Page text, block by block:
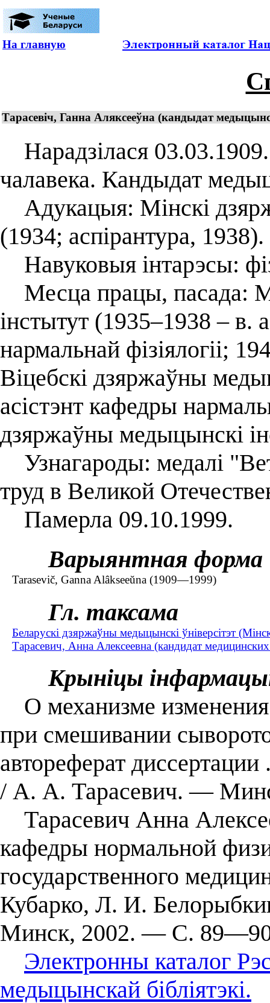
На главную
Тарасевіч, Ганна Аляксееўна (кандыдат
Нарадзілася 03.03.1909.
чалавека. Кандыдат
Адукацыя: Мінскі
(1934; аспірантура, 1938).
Навуковыя інтарэсы:
Месца працы, пасада:
інстытут (1935–1938 – в.
нармальнай фізіялогіі;
Віцебскі дзяржаўны
асістэнт кафедры
дзяржаўны медыцынскі
Узнагароды: медалі
труд в Великой
Памерла 09.10.1999.
Варыянтная форма
Tarasevič, Ganna Alâkseeŭna (1909—1999)
Гл. таксама
Беларускі дзяржаўны медыцынскі ўніверсітэт
Тарасевич, Анна Алексеевна (кандидат
Крыніцы
О механизме изменения
при смешивании
автореферат
/ А. А. Тарасевич. —
Тарасевич Анна
кафедры нормальной
государственного
Кубарко, Л. И.
Минск, 2002. — С.
Электронны каталог
медыцынскай бібліятэкі.